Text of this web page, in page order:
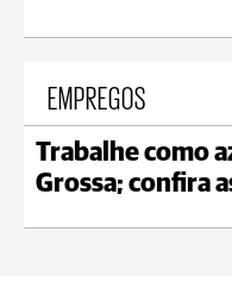
EMPREGOS
Trabalhe como
Grossa; confira